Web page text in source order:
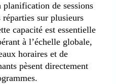
de sessions
réparties sur plusieurs
capacité est essentielle
à l’échelle globale,
horaires et de
pèsent directement